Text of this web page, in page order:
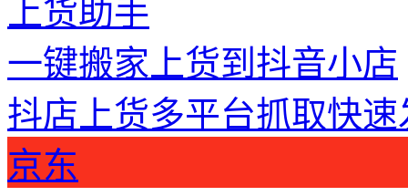
上货助手
一键搬家上货到抖音小店
抖店上货多平台抓取快速
京东